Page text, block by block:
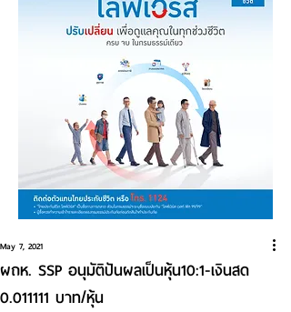
ผถห. SSP อนุมัติปันผลเป็นหุ้น10:1-เงินสด
0.011111 บาท/หุ้น
May 7, 2021